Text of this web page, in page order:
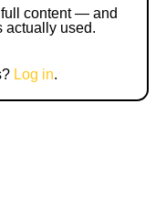
content — and
actually used.
Log in.